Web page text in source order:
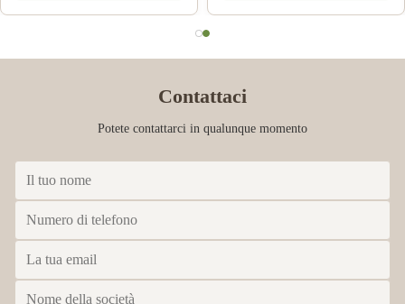
Contattaci
Potete contattarci in qualunque momento